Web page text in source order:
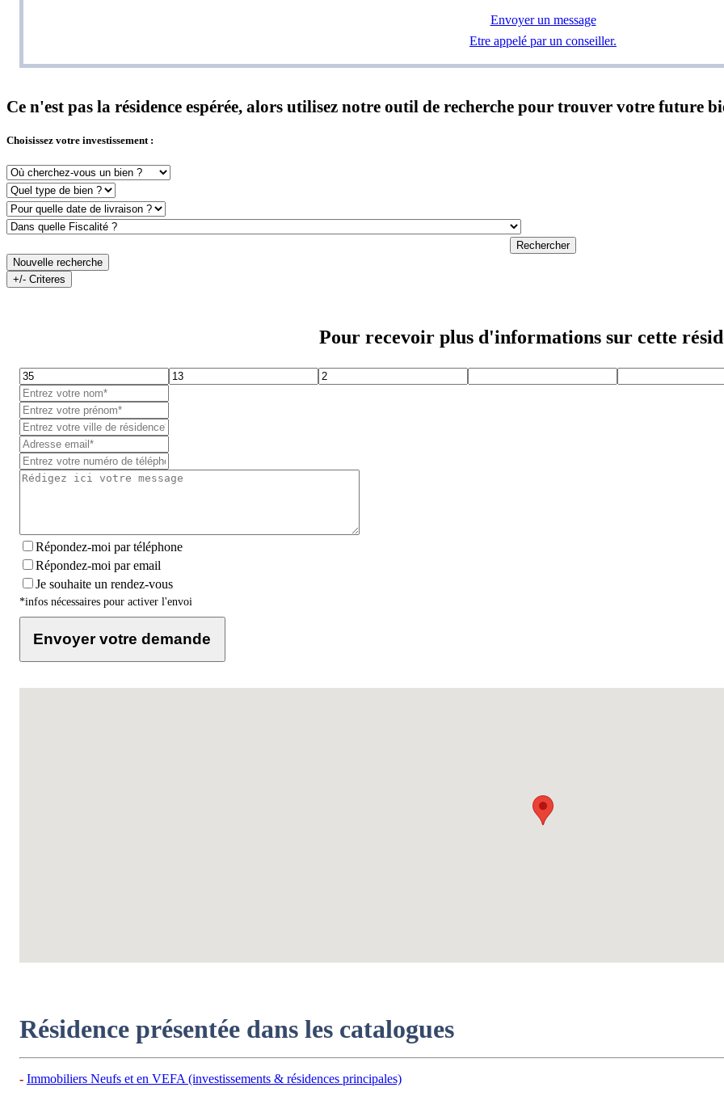
Envoyer un message
Etre appelé par un conseiller.
Ce n'est pas la résidence espérée, alors utilisez notre outil de recherche pour trouver votre future
Choisissez votre investissement :
Rechercher
Nouvelle recherche
+/- Criteres
Pour recevoir plus d'informations sur cette
Répondez-moi par téléphone
Répondez-moi par email
Je souhaite un rendez-vous
*infos nécessaires pour activer l'envoi
Envoyer votre demande
Résidence présentée dans les catalogues
Immobiliers Neufs et en VEFA (investissements & résidences principales)